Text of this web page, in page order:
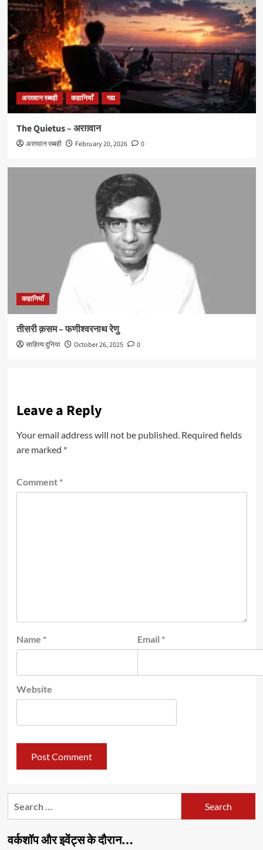
अरग़वान रब्बही कहानियाँ गद्य
The Quietus – अरग़वान
अरग़वान रब्बही February 20, 2026 0
कहानियाँ
तीसरी क़सम – फणीश्वरनाथ रेणु
साहित्य दुनिया October 26, 2025 0
Leave a Reply
Your email address will not be published. Required fields
are marked *
Comment *
Name * Email *
Website
वर्कशॉप और इवेंट्स के दौरान…